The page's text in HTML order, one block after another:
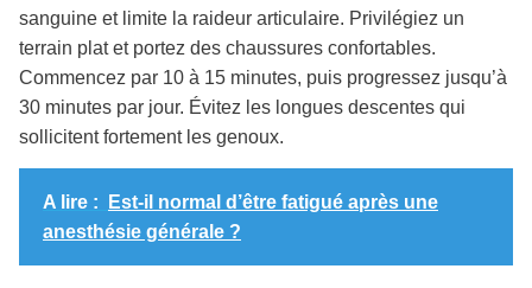
sanguine et limite la raideur articulaire. Privilégiez un
terrain plat et portez des chaussures confortables.
Commencez par 10 à 15 minutes, puis progressez jusqu’à
30 minutes par jour. Évitez les longues descentes qui
sollicitent fortement les genoux.
A lire :
Est-il normal d’être fatigué après une
anesthésie générale ?